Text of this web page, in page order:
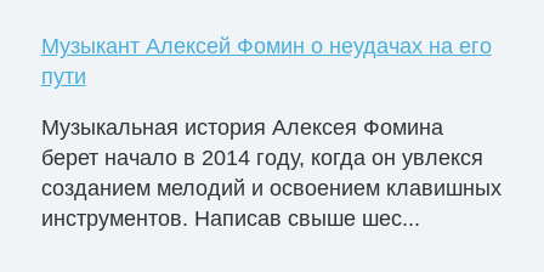
Музыкант Алексей Фомин о неудачах на его
пути
Музыкальная история Алексея Фомина
берет начало в 2014 году, когда он увлекся
созданием мелодий и освоением клавишных
инструментов. Написав свыше шес...